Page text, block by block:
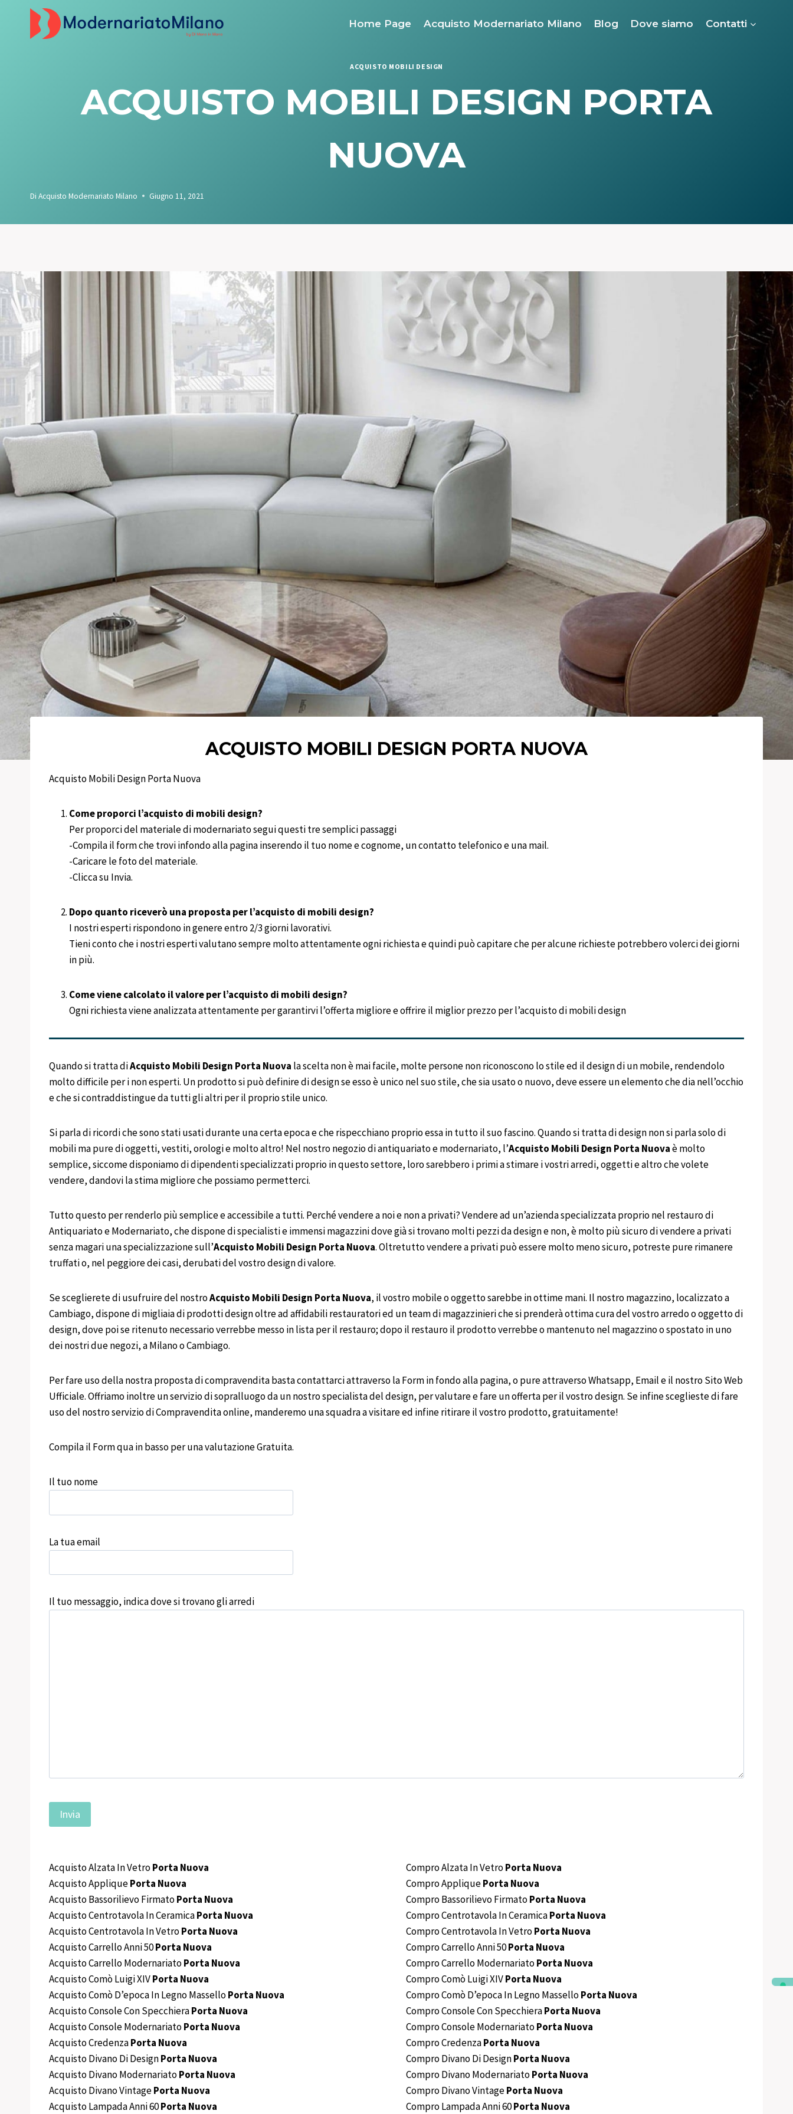
contenuto
Home Page Acquisto Modernariato Milano Blog Dove siamo Contatti
ACQUISTO MOBILI DESIGN
ACQUISTO MOBILI DESIGN PORTA
NUOVA
Di Acquisto Modernariato Milano Giugno 11, 2021
ACQUISTO MOBILI DESIGN PORTA NUOVA
Acquisto Mobili Design Porta Nuova
Come proporci l’acquisto di mobili design?
Per proporci del materiale di modernariato segui questi tre semplici passaggi
-Compila il form che trovi infondo alla pagina inserendo il tuo nome e cognome, un contatto telefonico e una mail.
-Caricare le foto del materiale.
-Clicca su Invia.
Dopo quanto riceverò una proposta per l’acquisto di mobili design?
I nostri esperti rispondono in genere entro 2/3 giorni lavorativi.
Tieni conto che i nostri esperti valutano sempre molto attentamente ogni richiesta e quindi può capitare che per alcune richieste potrebbero volerci dei giorni
in più.
Come viene calcolato il valore per l’acquisto di mobili design?
Ogni richiesta viene analizzata attentamente per garantirvi l’offerta migliore e offrire il miglior prezzo per l’acquisto di mobili design
Quando si tratta diAcquisto Mobili Design Porta Nuova la scelta non è mai facile, molte persone non riconoscono lo stile ed il design di un mobile, rendendolo
molto difficile per i non esperti. Un prodotto si può definire di design se esso è unico nel suo stile, che sia usato o nuovo, deve essere un elemento che dia nell’occhio
e che si contraddistingue da tutti gli altri per il proprio stile unico.
Si parla di ricordi che sono stati usati durante una certa epoca e che rispecchiano proprio essa in tutto il suo fascino. Quando si tratta di design non si parla solo di
mobili ma pure di oggetti, vestiti, orologi e molto altro! Nel nostro negozio di antiquariato e modernariato, l’Acquisto Mobili Design Porta Nuovaè molto
semplice, siccome disponiamo di dipendenti specializzati proprio in questo settore, loro sarebbero i primi a stimare i vostri arredi, oggetti e altro che volete
vendere, dandovi la stima migliore che possiamo permetterci.
Tutto questo per renderlo più semplice e accessibile a tutti. Perché vendere a noi e non a privati? Vendere ad un’azienda specializzata proprio nel restauro di
Antiquariato e Modernariato, che dispone di specialisti e immensi magazzini dove già si trovano molti pezzi da design e non, è molto più sicuro di vendere a privati
senza magari una specializzazione sull’Acquisto Mobili Design Porta Nuova. Oltretutto vendere a privati può essere molto meno sicuro, potreste pure rimanere
truffati o, nel peggiore dei casi, derubati del vostro design di valore.
Se sceglierete di usufruire del nostroAcquisto Mobili Design Porta Nuova, il vostro mobile o oggetto sarebbe in ottime mani. Il nostro magazzino, localizzato a
Cambiago, dispone di migliaia di prodotti design oltre ad affidabili restauratori ed un team di magazzinieri che si prenderà ottima cura del vostro arredo o oggetto di
design, dove poi se ritenuto necessario verrebbe messo in lista per il restauro; dopo il restauro il prodotto verrebbe o mantenuto nel magazzino o spostato in uno
dei nostri due negozi, a Milano o Cambiago.
Per fare uso della nostra proposta di compravendita basta contattarci attraverso la Form in fondo alla pagina, o pure attraverso Whatsapp, Email e il nostro Sito Web
Ufficiale. Offriamo inoltre un servizio di sopralluogo da un nostro specialista del design, per valutare e fare un offerta per il vostro design. Se infine sceglieste di fare
uso del nostro servizio di Compravendita online, manderemo una squadra a visitare ed infine ritirare il vostro prodotto, gratuitamente!
Compila il Form qua in basso per una valutazione Gratuita.
Il tuo nome
La tua email
Il tuo messaggio, indica dove si trovano gli arredi
Acquisto Alzata In VetroPorta Nuova
Acquisto AppliquePorta Nuova
Acquisto Bassorilievo FirmatoPorta Nuova
Acquisto Centrotavola In CeramicaPorta Nuova
Acquisto Centrotavola In VetroPorta Nuova
Acquisto Carrello Anni 50Porta Nuova
Acquisto Carrello ModernariatoPorta Nuova
Acquisto Comò Luigi XIVPorta Nuova
Acquisto Comò D’epoca In Legno MasselloPorta Nuova
Acquisto Console Con SpecchieraPorta Nuova
Acquisto Console ModernariatoPorta Nuova
Acquisto CredenzaPorta Nuova
Acquisto Divano Di DesignPorta Nuova
Acquisto Divano ModernariatoPorta Nuova
Acquisto Divano VintagePorta Nuova
Acquisto Lampada Anni 60Porta Nuova
Compro Alzata In VetroPorta Nuova
Compro AppliquePorta Nuova
Compro Bassorilievo FirmatoPorta Nuova
Compro Centrotavola In CeramicaPorta Nuova
Compro Centrotavola In VetroPorta Nuova
Compro Carrello Anni 50Porta Nuova
Compro Carrello ModernariatoPorta Nuova
Compro Comò Luigi XIVPorta Nuova
Compro Comò D’epoca In Legno MasselloPorta Nuova
Compro Console Con SpecchieraPorta Nuova
Compro Console ModernariatoPorta Nuova
Compro CredenzaPorta Nuova
Compro Divano Di DesignPorta Nuova
Compro Divano ModernariatoPorta Nuova
Compro Divano VintagePorta Nuova
Compro Lampada Anni 60Porta Nuova